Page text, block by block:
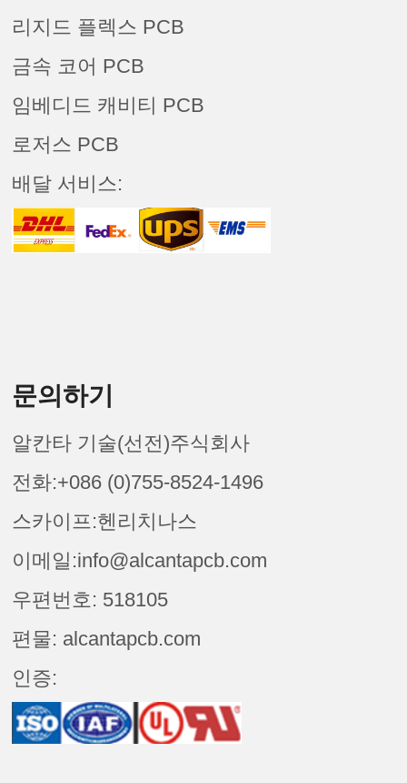
리지드 플렉스 PCB
금속 코어 PCB
임베디드 캐비티 PCB
로저스 PCB
배달 서비스:
문의하기
알칸타 기술(선전)주식회사
전화:+086 (0)755-8524-1496
스카이프:헨리치나스
이메일:info@alcantapcb.com
우편번호: 518105
편물: alcantapcb.com
인증: